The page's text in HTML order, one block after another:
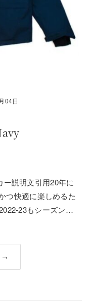
04日
説明文引用20年に
つ快適に楽しめるた
23もシーズンソ